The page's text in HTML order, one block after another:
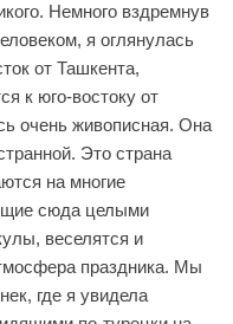
Немного вздремнув
я оглянулась
от Ташкента,
к юго-востоку от
очень живописная. Она
Это страна
на многие
сюда целыми
веселятся и
праздника. Мы
где я увидела